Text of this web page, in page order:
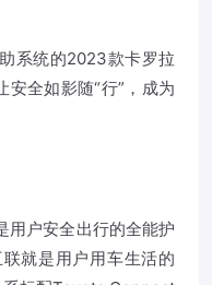
系统的2023款卡罗拉
全如影随“行”，成为
用户安全出行的全能护
就是用户用车生活的